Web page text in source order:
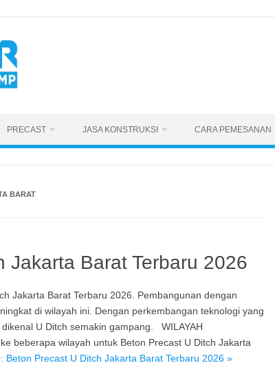
PRECAST JASA KONSTRUKSI CARA PEMESANAN
BARAT
Jakarta Barat Terbaru 2026
Jakarta Barat Terbaru 2026. Pembangunan dengan
di wilayah ini. Dengan perkembangan teknologi yang
U Ditch semakin gampang. WILAYAH
beberapa wilayah untuk Beton Precast U Ditch Jakarta
Beton Precast U Ditch Jakarta Barat Terbaru 2026 »